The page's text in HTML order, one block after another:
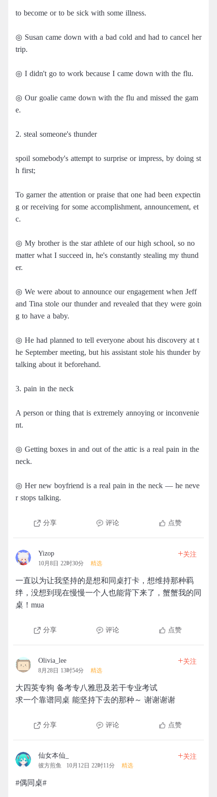
to become or to be sick with some illness.
◎ Susan came down with a bad cold and had to cancel her
trip.
◎ I didn't go to work because I came down with the flu.
◎ Our goalie came down with the flu and missed the gam
e.
2. steal someone's thunder
spoil somebody's attempt to surprise or impress, by doing st
h first;
To garner the attention or praise that one had been expectin
g or receiving for some accomplishment, announcement, et
c.
◎ My brother is the star athlete of our high school, so no
matter what I succeed in, he's constantly stealing my thund
er.
◎ We were about to announce our engagement when Jeff
and Tina stole our thunder and revealed that they were goin
g to have a baby.
◎ He had planned to tell everyone about his discovery at t
he September meeting, but his assistant stole his thunder by
talking about it beforehand.
3. pain in the neck
A person or thing that is extremely annoying or inconvenie
nt.
◎ Getting boxes in and out of the attic is a real pain in the
neck.
◎ Her new boyfriend is a real pain in the neck — he neve
r stops talking.
分享 评论 点赞
Yizop
10月8日 22时30分 精选
+关注
一直以为让我坚持的是想和同桌打卡，想维持那种羁
绊，没想到现在慢慢一个人也能背下来了，蟹蟹我的同
桌！mua
分享 评论 点赞
Olivia_lee
8月28日 13时54分 精选
+关注
大四英专狗 备考专八雅思及若干专业考试
求一个靠谱同桌 能坚持下去的那种～ 谢谢谢谢
分享 评论 点赞
仙女本仙_
彼方煎鱼 10月12日 22时11分 精选
+关注
#偶同桌#